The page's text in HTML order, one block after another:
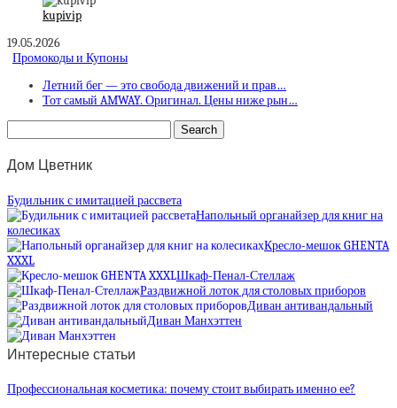
kupivip
19.05.2026
Промокоды и Купоны
Летний бег — это свобода движений и прав…
Тот самый AMWAY. Оригинал. Цены ниже рын…
Дом Цветник
Будильник с имитацией рассвета
Напольный органайзер для книг на
колесиках
Кресло-мешок GHENTA
XXXL
Шкаф-Пенал-Стеллаж
Раздвижной лоток для столовых приборов
Диван антивандальный
Диван Манхэттен
Интересные статьи
Профессиональная косметика: почему стоит выбирать именно ее?